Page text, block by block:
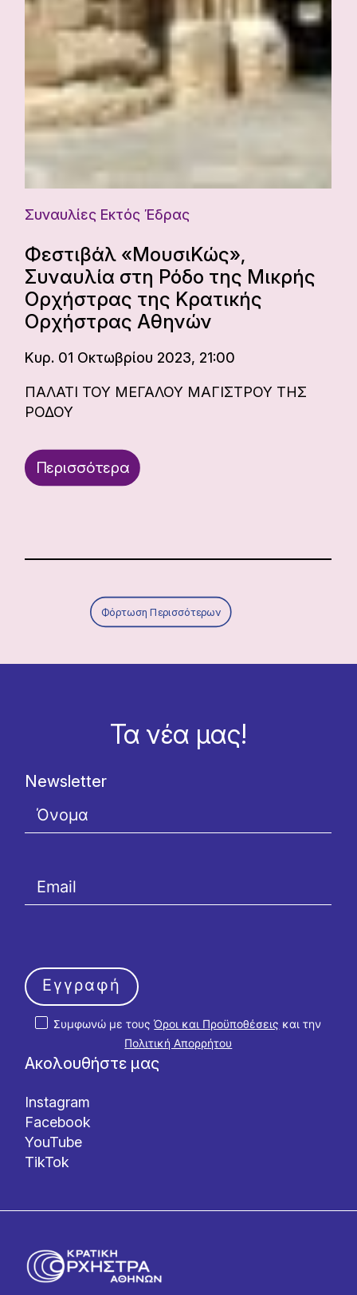
Συναυλίες Εκτός Έδρας
Φεστιβάλ «ΜουσιΚώς»,
Συναυλία στη Ρόδο της Μικρής
Ορχήστρας της Κρατικής
Ορχήστρας Αθηνών
Κυρ. 01 Οκτωβρίου 2023, 21:00
ΠΑΛΑΤΙ ΤΟΥ ΜΕΓΑΛΟΥ ΜΑΓΙΣΤΡΟΥ ΤΗΣ
ΡΟΔΟΥ
Περισσότερα
Φόρτωση Περισσότερων
Τα νέα μας!
Ακολουθήστε μας
Instagram
Facebook
YouTube
TikTok
Newsletter
Συμφωνώ με τουςΌροι και Προϋποθέσεις και την
Πολιτική Απορρήτου
Εγγραφή